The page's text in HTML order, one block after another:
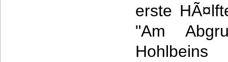
erste
"Am